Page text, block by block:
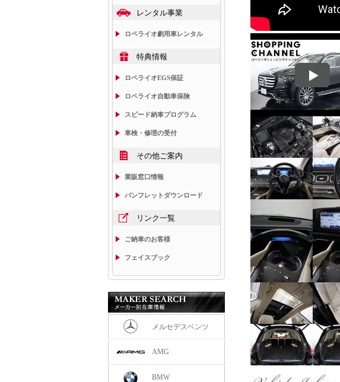
レンタル事業
ロペライオ劇用車レンタル
特典情報
ロペライオEGS保証
ロペライオ自動車保険
スピード納車プログラム
車検・修理の受付
その他ご案内
業販窓口情報
パンフレットダウンロード
リンク一覧
ご納車のお客様
フェイスブック
メルセデスベンツ
AMG
BMW